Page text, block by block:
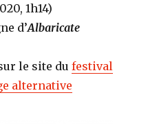
1h14)
d’Albaricate
le site dufestival
alternative